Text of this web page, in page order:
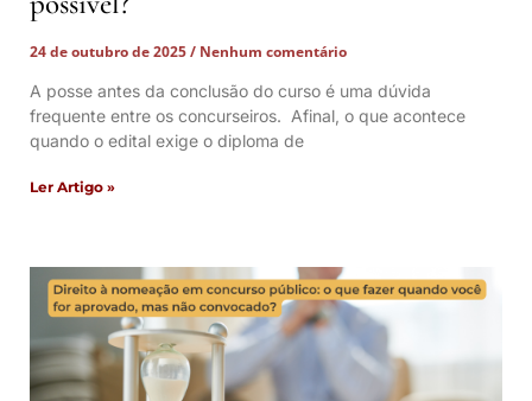
24 de outubro de 2025
Nenhum comentário
A posse antes da conclusão do curso é uma dúvida
frequente entre os concurseiros. Afinal, o que acontece
quando o edital exige o diploma de
Ler Artigo »